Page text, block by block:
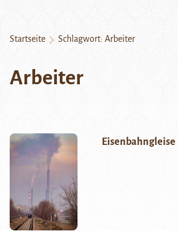
Startseite Schlagwort: Arbeiter
Arbeiter
Eisenbahngleise